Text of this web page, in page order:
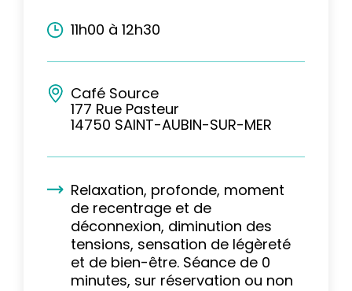
11h00 à 12h30
Café Source
177 Rue Pasteur
14750 SAINT-AUBIN-SUR-MER
Relaxation, profonde, moment
de recentrage et de
déconnexion, diminution des
tensions, sensation de légèreté
et de bien-être. Séance de 0
minutes, sur réservation ou non